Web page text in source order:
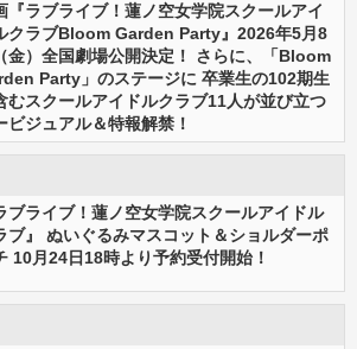
『ラブライブ！蓮ノ空女学院スクールアイ
クラブBloom Garden Party』2026年5月8
金）全国劇場公開決定！ さらに、「Bloom
Party」のステージに 卒業生の102期生
むスクールアイドルクラブ11人が並び立つ
ビジュアル＆特報解禁！
ブライブ！蓮ノ空女学院スクールアイドル
ブ』 ぬいぐるみマスコット＆ショルダーポ
10月24日18時より予約受付開始！